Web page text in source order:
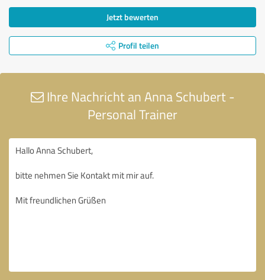
Jetzt bewerten
Profil teilen
Ihre Nachricht an Anna Schubert -
Personal Trainer